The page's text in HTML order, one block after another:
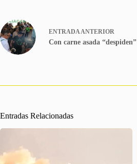
ENTRADAANTERIOR
Con carne asada
Entradas Relacionadas